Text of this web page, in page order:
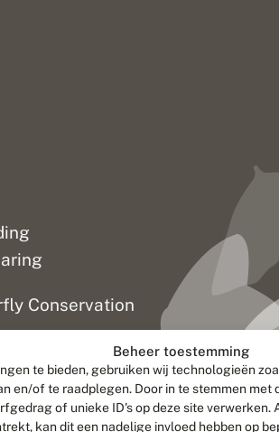
Beheer toestemming
te bieden, gebruiken wij technologieën
en/of te raadplegen. Door in te stemmen
of unieke ID's op deze site
kan dit een nadelige invloed hebben op
Conservation